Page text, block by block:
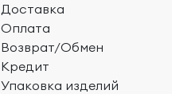
Доставка
Оплата
Возврат/Обмен
Кредит
Упаковка изделий